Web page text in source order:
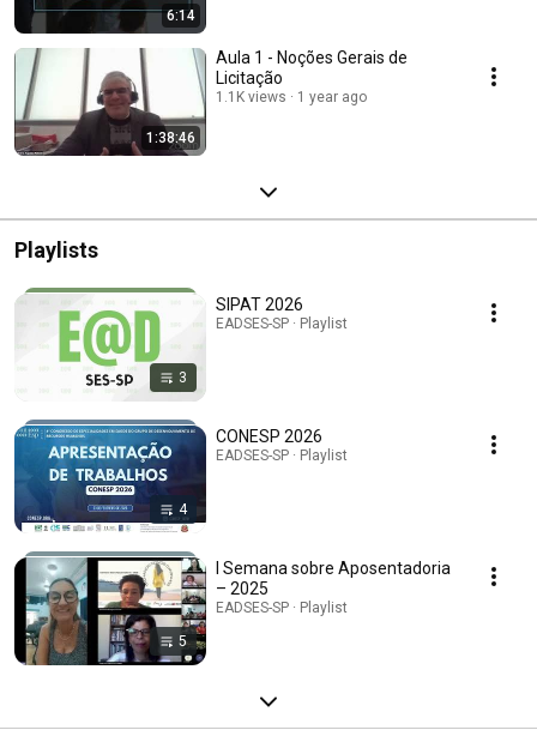
6:14
1:38:46
Aula 1 - Noções Gerais de
Licitação
1.1K views 1 year ago
Playlists
3
SIPAT 2026
EADSES-SP · Playlist
4
CONESP 2026
EADSES-SP · Playlist
5
I Semana sobre Aposentadoria
– 2025
EADSES-SP · Playlist